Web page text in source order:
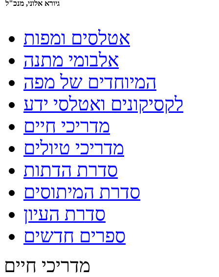
גיורא אלוני, מנכ"ל
אטלסים ומפות
אלבומי מתנה
המיוחדים של מפה
לקסיקונים ואטלסי ידע
מדריכי חיים
מדריכי טיולים
סדרת הדתות
סדרת המיתוסים
סדרת העיון
ספרים חדשים
מדריכי חיים